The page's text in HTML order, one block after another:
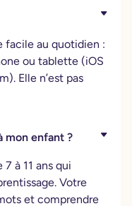
facile au quotidien :
ou tablette (iOS
Elle n’est pas
mon enfant ?
à 11 ans qui
Votre
et comprendre